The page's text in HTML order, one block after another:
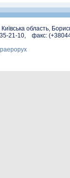
область,
21-10, факс: